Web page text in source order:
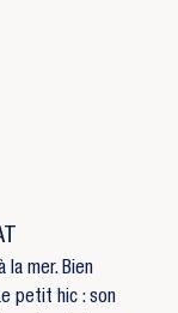
mer. Bien
petit hic : son